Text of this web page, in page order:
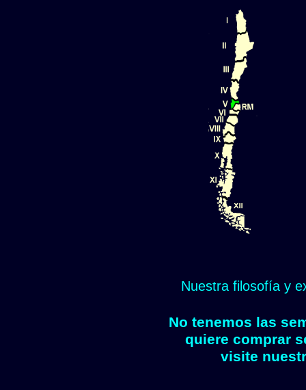
Nuestra filosofía y
No tenemos las
quiere comprar
visite